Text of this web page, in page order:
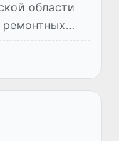
области
ремонтных
которое